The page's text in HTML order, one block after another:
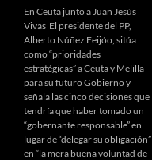
En Ceuta junto a Juan Jesús
Vivas El presidente del PP,
Alberto Núñez Feijóo, sitúa
como “prioridades
estratégicas” a Ceuta y Melilla
para su futuro Gobierno y
señala las cinco decisiones que
tendría que haber tomado un
“gobernante responsable” en
lugar de “delegar su obligación”
en “la mera buena voluntad de